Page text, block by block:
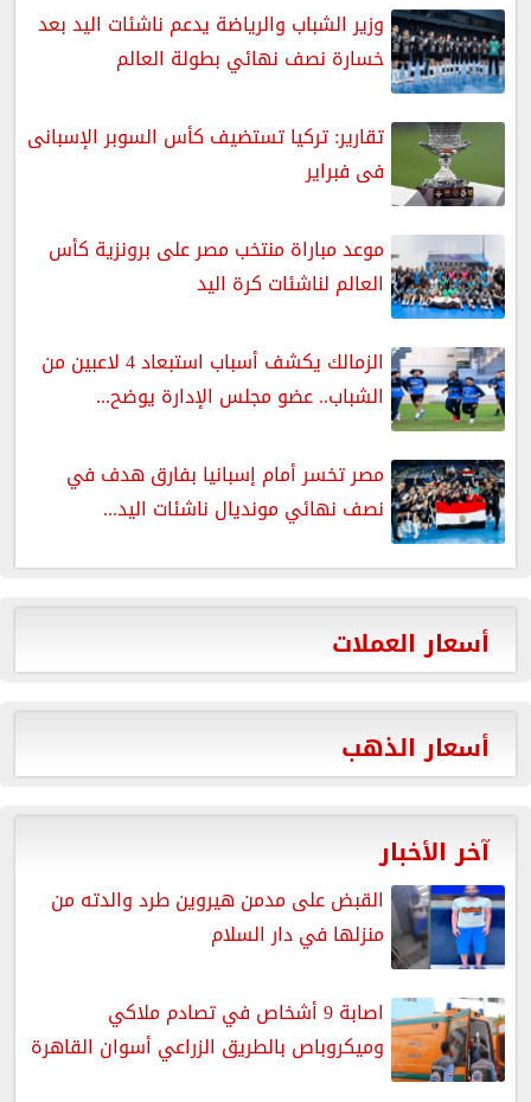
وزير الشباب والرياضة يدعم ناشئات اليد بعد
خسارة نصف نهائي بطولة العالم
تقارير: تركيا تستضيف كأس السوبر الإسبانى
فى فبراير
موعد مباراة منتخب مصر على برونزية كأس
العالم لناشئات كرة اليد
الزمالك يكشف أسباب استبعاد 4 لاعبين من
الشباب.. عضو مجلس الإدارة يوضح...
مصر تخسر أمام إسبانيا بفارق هدف في
نصف نهائي مونديال ناشئات اليد...
أسعار العملات
أسعار الذهب
آخر الأخبار
القبض على مدمن هيروين طرد والدته من
منزلها في دار السلام
اصابة 9 أشخاص في تصادم ملاكي
وميكروباص بالطريق الزراعي أسوان القاهرة